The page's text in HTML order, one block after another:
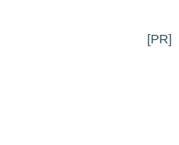
[PR]